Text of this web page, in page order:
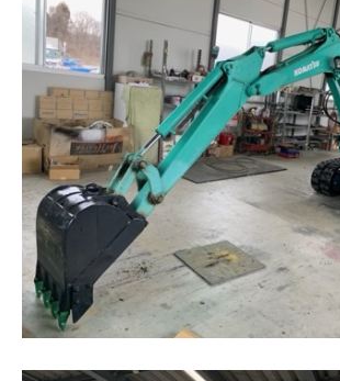
よくある質問
－ 新着情報
－ お役立ち情報
－ 重機・農機具をレンタルしたい
－ 重機・農機具を修理したい方
－ 農家じまいのご相談をしたい方
－ サイトマップ